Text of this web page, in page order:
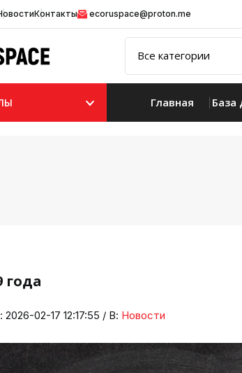
Контакты ecoruspace@proton.me
Главная База
года
2026-02-17 12:17:55 / В: Новости